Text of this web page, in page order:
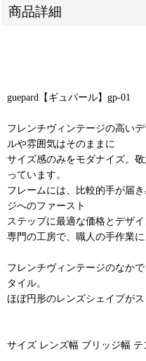
商品詳細
guepard【ギュパール】gp-01
フレンチヴィンテージの高い
ルや雰囲気はそのままに
サイズ感のみをモダナイズ。
っています。
フレームには、比較的手が届
ジへのファースト
ステップに最適な価格とデザイ
専門の工房で、職人の手作業
フレンチヴィンテージのなか
タイル。
ほぼ円形のレンズシェイプがス
サイズ レンズ幅 ブリッジ幅